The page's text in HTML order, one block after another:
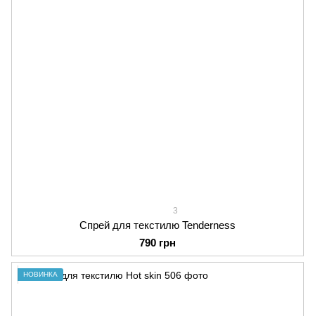
3
Спрей для текстилю Tenderness
790 грн
НОВИНКА